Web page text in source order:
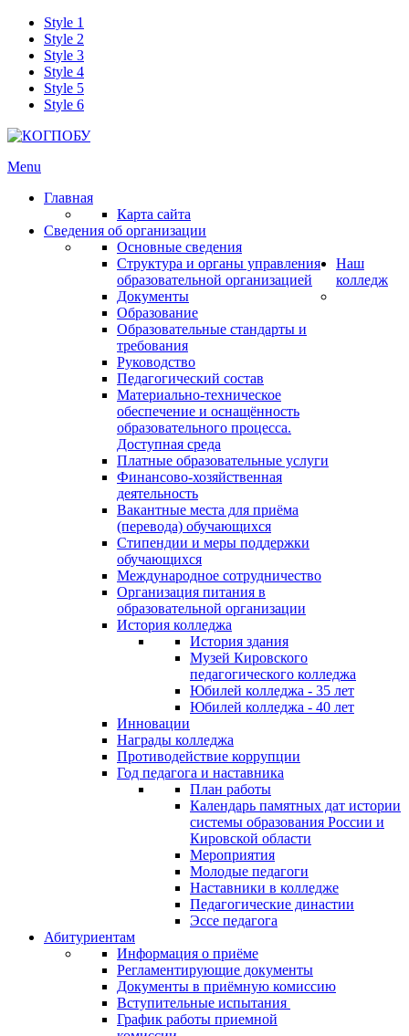
Style 1
Style 2
Style 3
Style 4
Style 5
Style 6
Menu
Главная
Карта сайта
Сведения об организации
Основные сведения
Структура и органы управления
образовательной организацией
Документы
Образование
Образовательные стандарты и
требования
Руководство
Педагогический состав
Материально-техническое
обеспечение и оснащённость
образовательного процесса.
Доступная среда
Платные образовательные услуги
Финансово-хозяйственная
деятельность
Вакантные места для приёма
(перевода) обучающихся
Стипендии и меры поддержки
обучающихся
Международное сотрудничество
Организация питания в
образовательной организации
Наш
колледж
История колледжа
История здания
Музей Кировского
педагогического колледжа
Юбилей колледжа - 35 лет
Юбилей колледжа - 40 лет
Инновации
Награды колледжа
Противодействие коррупции
Год педагога и наставника
План работы
Календарь памятных дат истории
системы образования России и
Кировской области
Мероприятия
Молодые педагоги
Наставники в колледже
Педагогические династии
Эссе педагога
Абитуриентам
Информация о приёме
Регламентирующие документы
Документы в приёмную комиссию
Вступительные испытания
График работы приемной